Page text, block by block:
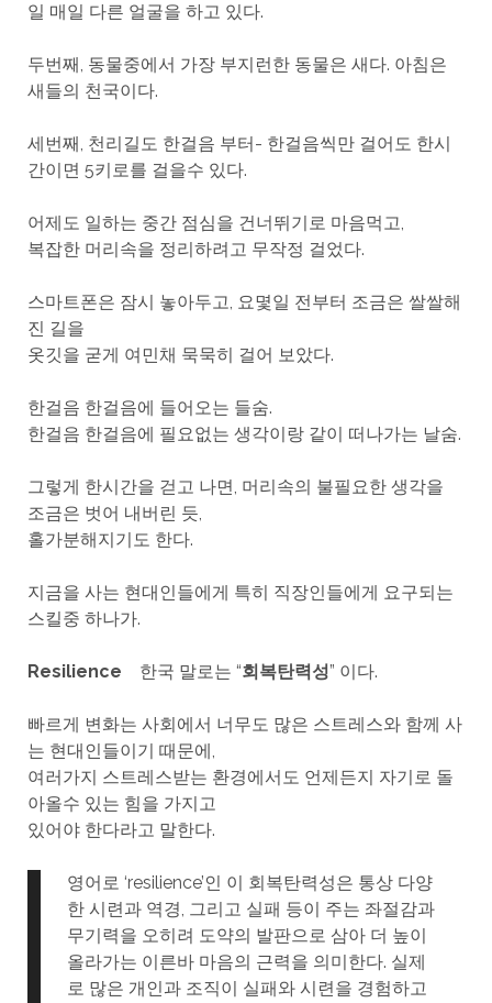
일 매일 다른 얼굴을 하고 있다.
두번째, 동물중에서 가장 부지런한 동물은 새다. 아침은
새들의 천국이다.
세번째, 천리길도 한걸음 부터- 한걸음씩만 걸어도 한시
간이면 5키로를 걸을수 있다.
어제도 일하는 중간 점심을 건너뛰기로 마음먹고,
복잡한 머리속을 정리하려고 무작정 걸었다.
스마트폰은 잠시 놓아두고, 요몇일 전부터 조금은 쌀쌀해
진 길을
옷깃을 굳게 여민채 묵묵히 걸어 보았다.
한걸음 한걸음에 들어오는 들숨.
한걸음 한걸음에 필요없는 생각이랑 같이 떠나가는 날숨.
그렇게 한시간을 걷고 나면, 머리속의 불필요한 생각을
조금은 벗어 내버린 듯,
홀가분해지기도 한다.
지금을 사는 현대인들에게 특히 직장인들에게 요구되는
스킬중 하나가.
Resilience 한국 말로는 “회복탄력성” 이다.
빠르게 변화는 사회에서 너무도 많은 스트레스와 함께 사
는 현대인들이기 때문에,
여러가지 스트레스받는 환경에서도 언제든지 자기로 돌
아올수 있는 힘을 가지고
있어야 한다라고 말한다.
영어로 ‘resilience’인 이 회복탄력성은 통상 다양
한 시련과 역경, 그리고 실패 등이 주는 좌절감과
무기력을 오히려 도약의 발판으로 삼아 더 높이
올라가는 이른바 마음의 근력을 의미한다. 실제
로 많은 개인과 조직이 실패와 시련을 경험하고